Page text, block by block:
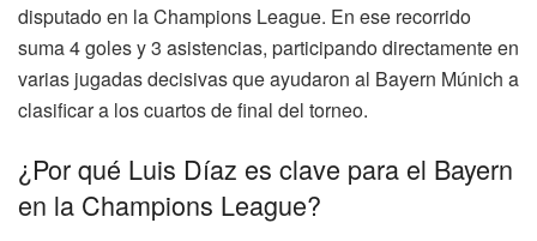
disputado en la Champions League. En ese recorrido
suma 4 goles y 3 asistencias, participando directamente en
varias jugadas decisivas que ayudaron al Bayern Múnich a
clasificar a los cuartos de final del torneo.
¿Por qué Luis Díaz es clave para el Bayern
en la Champions League?